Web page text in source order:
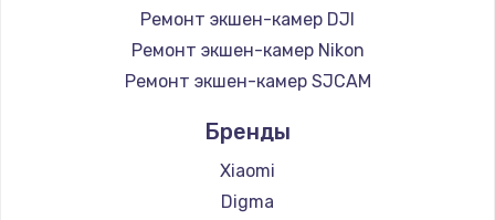
Ремонт экшен-камер DJI
Ремонт экшен-камер Nikon
Ремонт экшен-камер SJCAM
Бренды
Xiaomi
Digma